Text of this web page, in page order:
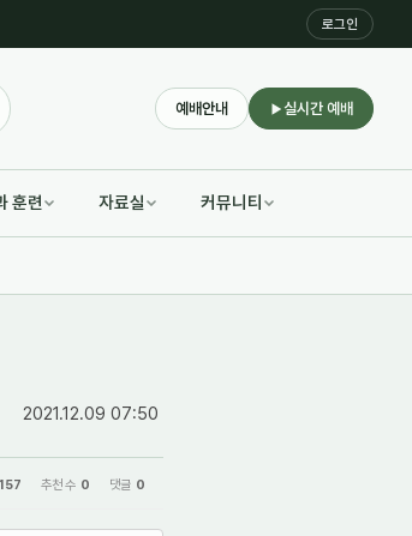
로그인
예배안내 실시간 예배
훈련 자료실 커뮤니티
2021.12.09 07:50
추천 수 0 댓글 0